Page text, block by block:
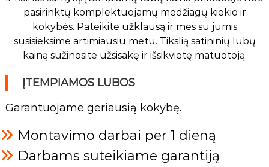
pasirinktų komplektuojamų medžiagų kiekio ir
kokybės. Pateikite užklausą ir mes su jumis
susisieksime artimiausiu metu. Tikslią satininių lubų
kainą sužinosite užsisakę ir išsikvietę matuotoją.
ĮTEMPIAMOS LUBOS
Garantuojame geriausią kokybę.
Montavimo darbai per 1 dieną
Darbams suteikiame garantiją